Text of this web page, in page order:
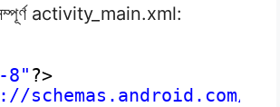
সম্পূর্ণ activity_main.xml:
8" ?>
schemas.android.com/